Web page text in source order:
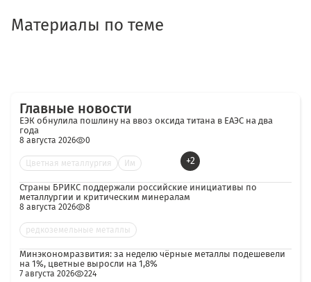
Материалы по теме
Главные новости
ЕЭК обнулила пошлину на ввоз оксида титана в ЕАЭС на два
года
8 августа 2026 0
Цветная металлургия Им +2
Страны БРИКС поддержали российские инициативы по
металлургии и критическим минералам
8 августа 2026 8
редкоземельные металлы
Минэкономразвития: за неделю чёрные металлы подешевели
на 1%, цветные выросли на 1,8%
7 августа 2026 224